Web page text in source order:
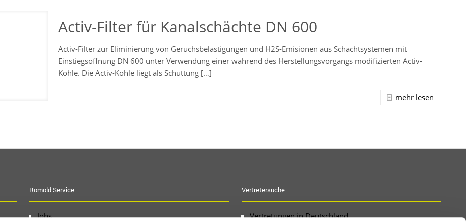
Activ-Filter für Kanalschächte DN 600
Activ-Filter zur Eliminierung von Geruchsbelästigungen und H2S-Emisionen aus Schachtsystemen mit
Einstiegsöffnung DN 600 unter Verwendung einer während des Herstellungsvorgangs modifizierten Activ-
Kohle. Die Activ-Kohle liegt als Schüttung […]
mehr lesen
Romold Service
Jobs
Vertretersuche
Vertretungen in Deutschland